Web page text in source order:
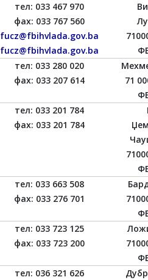
тел: 033 467 970
фаx: 033 767 560
fucz@fbihvlada.gov.ba
fucz@fbihvlada.gov.ba
тел: 033 280 020
фаx: 033 207 614
71
тел: 033 201 784
фаx: 033 201 784
тел: 033 663 508
фаx: 033 276 701
тел: 033 723 125
фаx: 033 723 200
тел: 036 321 626